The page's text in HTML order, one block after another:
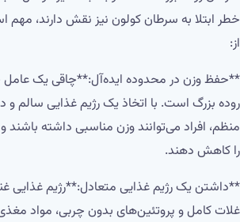
خطر ابتلا به سرطان کولون نیز نقش دارند، مهم
از:
**حفظ وزن در محدوده ایده‌آل:**چاقی یک
روده بزرگ است. با اتخاذ یک رژیم غذایی سالم
منظم، افراد می‌توانند وزن مناسبی داشته
را کاهش دهند.
**داشتن یک رژیم غذایی متعادل:**رژیم غذایی
غلات کامل و پروتئین‌های بدون چربی، مواد